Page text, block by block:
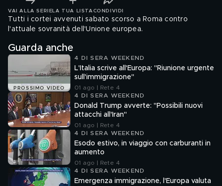
VAI ALLA SERIE LA TUA LISTA CONDIVIDI
Tutti i cortei avvenuti sabato scorso a Roma contro
l'attuale sovranità dell'Unione europea.
Guarda anche
PROSSIMO VIDEO
4 DI SERA WEEKEND
L'Italia scrive all'Europa: "Riunione urgente
sull'immigrazione"
01 ago | Rete 4
4 DI SERA WEEKEND
Donald Trump avverte: "Possibili nuovi
attacchi all'Iran"
01 ago | Rete 4
4 DI SERA WEEKEND
Esodo estivo, in viaggio con carburanti in
aumento
01 ago | Rete 4
4 DI SERA WEEKEND
Emergenza immigrazione, l'Europa valuta